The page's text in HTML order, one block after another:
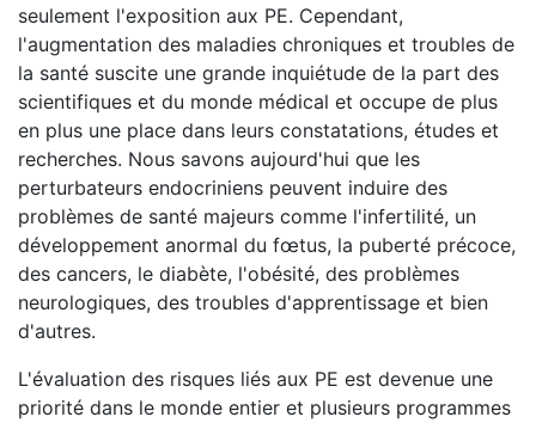
seulement l'exposition aux PE. Cependant,
l'augmentation des maladies chroniques et troubles de
la santé suscite une grande inquiétude de la part des
scientifiques et du monde médical et occupe de plus
en plus une place dans leurs constatations, études et
recherches. Nous savons aujourd'hui que les
perturbateurs endocriniens peuvent induire des
problèmes de santé majeurs comme l'infertilité, un
développement anormal du fœtus, la puberté précoce,
des cancers, le diabète, l'obésité, des problèmes
neurologiques, des troubles d'apprentissage et bien
d'autres.
L'évaluation des risques liés aux PE est devenue une
priorité dans le monde entier et plusieurs programmes